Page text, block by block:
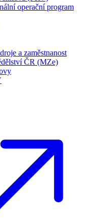
operační program
a zaměstnanost
ČR (MZe)